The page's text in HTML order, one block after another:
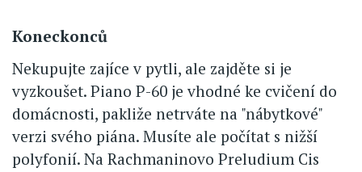
Koneckonců
Nekupujte zajíce v pytli, ale zajděte si je
vyzkoušet. Piano P-60 je vhodné ke cvičení do
domácnosti, pakliže netrváte na "nábytkové"
verzi svého piána. Musíte ale počítat s nižší
polyfonií. Na Rachmaninovo Preludium Cis